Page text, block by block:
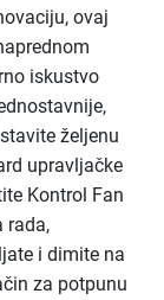
ovaj
iskustvo
željenu
upravljačke
Kontrol Fan
rada,
i dimite na
za potpunu